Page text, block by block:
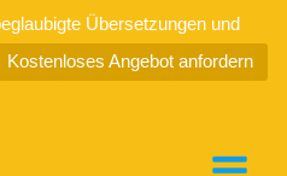
Übersetzungen und
Kostenloses Angebot anfordern